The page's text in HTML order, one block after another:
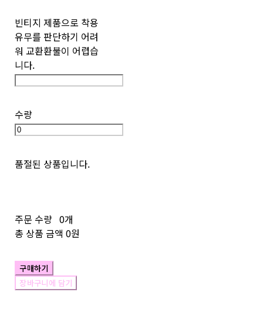
빈티지 제품으로 착용
유무를 판단하기 어려
워 교환환불이 어렵습
니다.
수량
품절된 상품입니다.
주문 수량 0개
총 상품 금액 0원
구매하기
장바구니에 담기